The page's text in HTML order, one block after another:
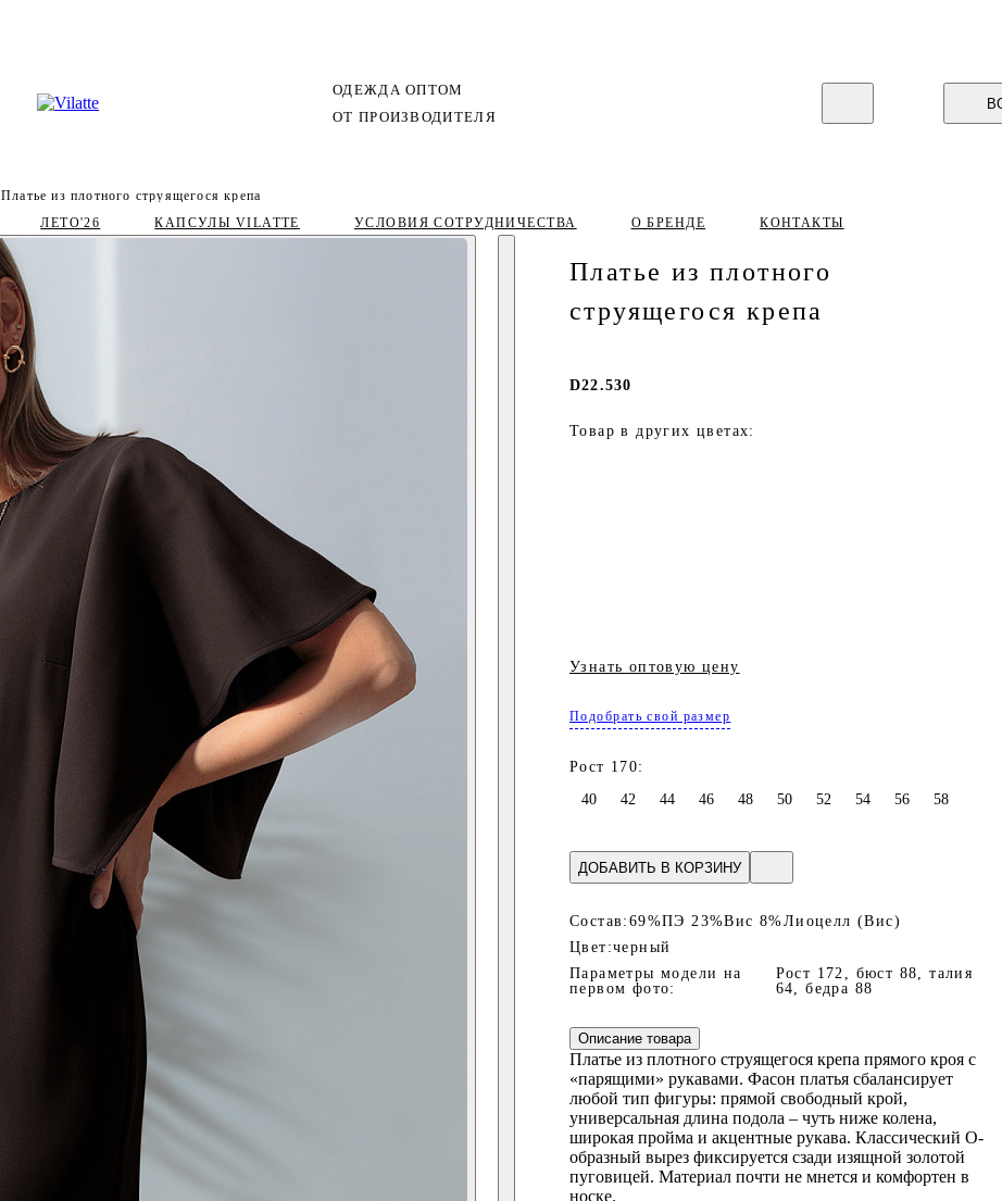
ОДЕЖДА ОПТОМ
ОТ ПРОИЗВОДИТЕЛЯ
ЛЕТО'26 КАПСУЛЫ VILATTE УСЛОВИЯ СОТРУДНИЧЕСТВА О БРЕНДЕ КОНТАКТЫ
Платье из плотного струящегося крепа
Платье из плотного
струящегося крепа
D22.530
Товар в других цветах:
Узнать оптовую цену
Подобрать свой размер
Рост 170:
40
42 44 46 48 50 52 54 56 58
ДОБАВИТЬ В КОРЗИНУ
Состав: 69%ПЭ 23%Вис 8%Лиоцелл (Вис)
Цвет:черный
Параметры модели на
первом фото:
Рост 172, бюст 88, талия
64, бедра 88
Описание товара
Платье из плотного струящегося крепа прямого кроя с
«парящими» рукавами. Фасон платья сбалансирует
любой тип фигуры: прямой свободный крой,
универсальная длина подола – чуть ниже колена,
широкая пройма и акцентные рукава. Классический О-
образный вырез фиксируется сзади изящной золотой
пуговицей. Материал почти не мнется и комфортен в
носке.